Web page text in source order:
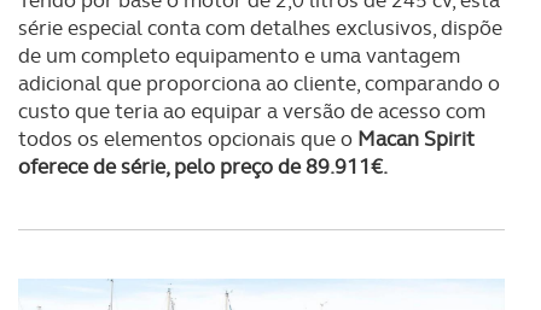
série especial conta com detalhes exclusivos, dispõe
de um completo equipamento e uma vantagem
adicional que proporciona ao cliente, comparando o
custo que teria ao equipar a versão de acesso com
todos os elementos opcionais que o Macan Spirit
oferece de série, pelo preço de 89.911€.